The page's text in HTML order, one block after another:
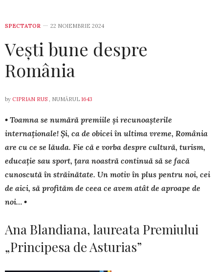
SPECTATOR 22 NOIEMBRIE 2024
Vești bune despre
România
by CIPRIAN RUS , NUMĂRUL 1643
• Toamna se numără premiile și recunoașterile
internaționale! Și, ca de obicei în ultima vreme, România
are cu ce se lău­da. Fie că e vorba despre cultură, turism,
educație sau sport, țara noastră continuă să se facă
cunoscută în străinătate. Un motiv în plus pentru noi, cei
de aici, să profităm de ceea ce avem atât de aproape de
noi… •
Ana Blandiana, laureata Premiului
„Principesa de Asturias”